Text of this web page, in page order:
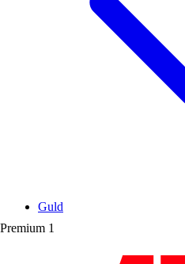
Premium 1
Guld